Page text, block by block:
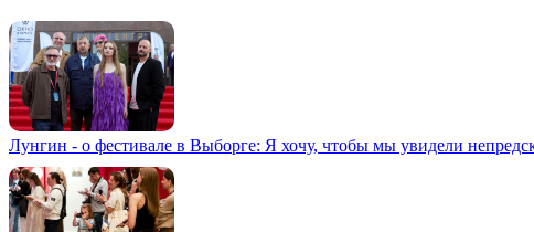
Лунгин - о фестивале в Выборге: Я хочу, чтобы мы увидели